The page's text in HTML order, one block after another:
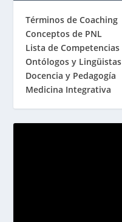
Términos de Coaching
Conceptos de PNL
Lista de Competencias
Ontólogos y Lingüistas
Docencia y Pedagogía
Medicina Integrativa